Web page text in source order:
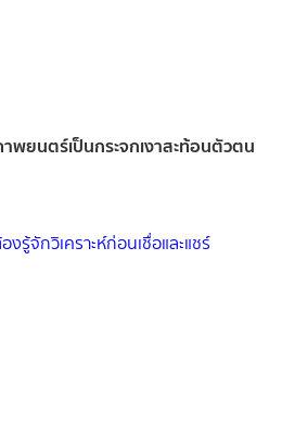
ยนตร์เป็นกระจกเงาสะท้อนตัวตน